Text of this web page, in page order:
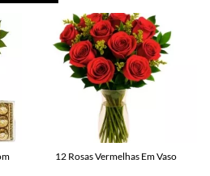
12 Rosas Vermelhas Em Vaso